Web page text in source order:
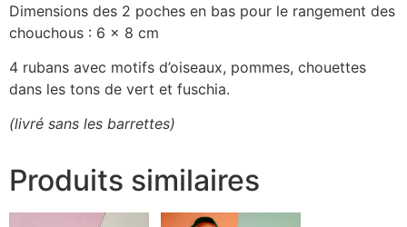
Dimensions des 2 poches en bas pour le rangement des
chouchous : 6 x 8 cm
4 rubans avec motifs d’oiseaux, pommes, chouettes
dans les tons de vert et fuschia.
(livré sans les barrettes)
Produits similaires